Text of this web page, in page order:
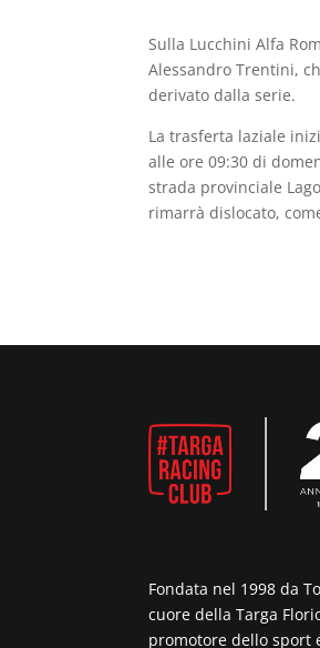
Sulla Lucchini Alfa
Alessandro Trentini,
derivato dalla serie.
La trasferta laziale
alle ore 09:30 di
strada provinciale
rimarrà dislocato,
Fondata nel 1998 da
cuore della Targa
promotore dello sport